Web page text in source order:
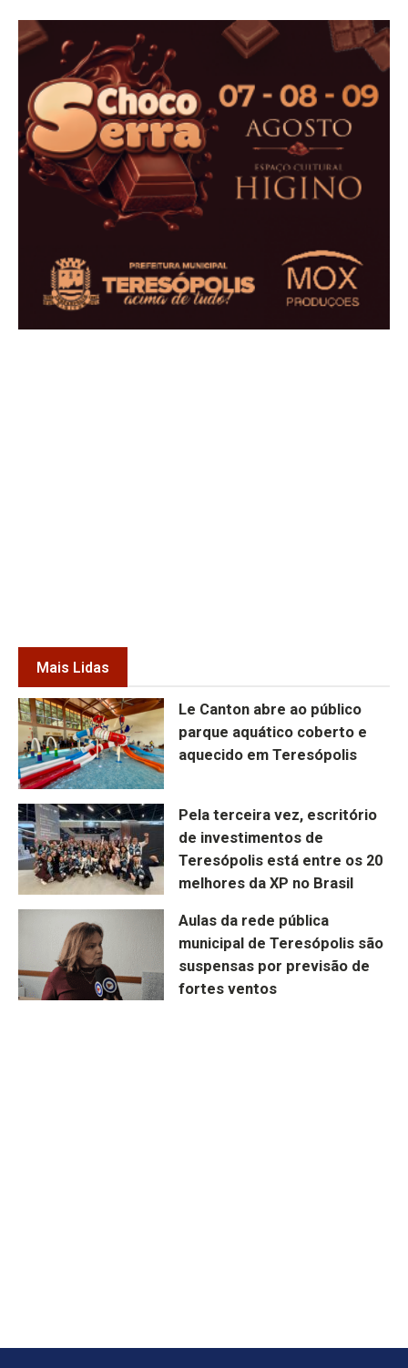
Mais Lidas
Le Canton abre ao público
parque aquático coberto e
aquecido em Teresópolis
Pela terceira vez, escritório
de investimentos de
Teresópolis está entre os 20
melhores da XP no Brasil
Aulas da rede pública
municipal de Teresópolis são
suspensas por previsão de
fortes ventos